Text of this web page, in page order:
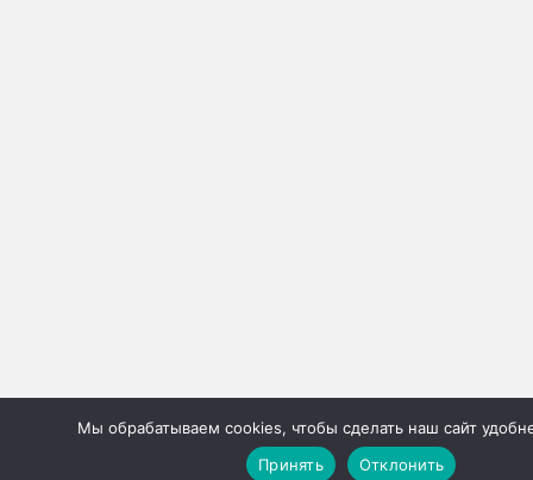
Мы обрабатываем cookies, чтобы сделать наш сайт
Принять
Отклонить